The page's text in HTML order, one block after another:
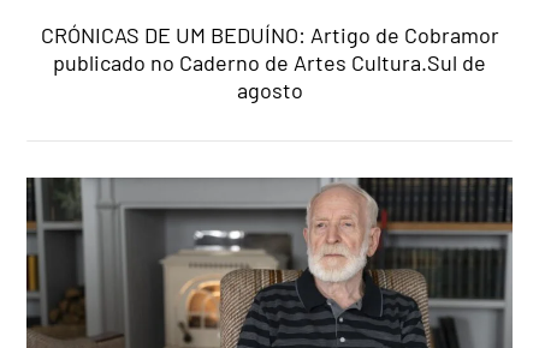
CRÓNICAS DE UM BEDUÍNO: Artigo de Cobramor
publicado no Caderno de Artes Cultura.Sul de
agosto